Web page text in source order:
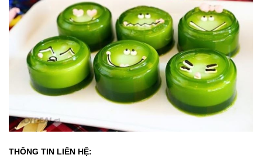
THÔNG TIN LIÊN HỆ: